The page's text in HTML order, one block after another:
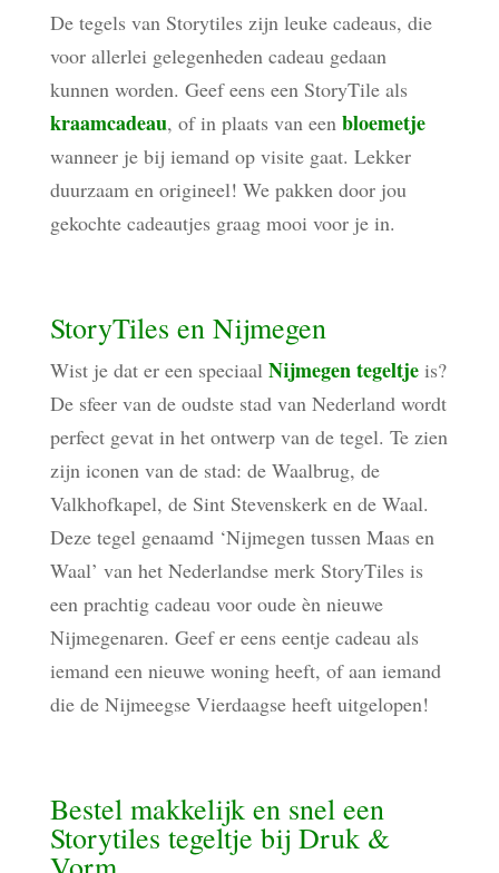
De tegels van Storytiles zijn leuke cadeaus, die
voor allerlei gelegenheden cadeau gedaan
kunnen worden. Geef eens een StoryTile als
kraamcadeau, of in plaats van eenbloemetje
wanneer je bij iemand op visite gaat. Lekker
duurzaam en origineel! We pakken door jou
gekochte cadeautjes graag mooi voor je in.
StoryTiles en Nijmegen
Wist je dat er een speciaal Nijmegen tegeltjeis?
De sfeer van de oudste stad van Nederland wordt
perfect gevat in het ontwerp van de tegel. Te zien
zijn iconen van de stad: de Waalbrug, de
Valkhofkapel, de Sint Stevenskerk en de Waal.
Deze tegel genaamd ‘Nijmegen tussen Maas en
Waal’ van het Nederlandse merk StoryTiles is
een prachtig cadeau voor oude èn nieuwe
Nijmegenaren. Geef er eens eentje cadeau als
iemand een nieuwe woning heeft, of aan iemand
die de Nijmeegse Vierdaagse heeft uitgelopen!
Bestel makkelijk en snel een
Storytiles tegeltje bij Druk &